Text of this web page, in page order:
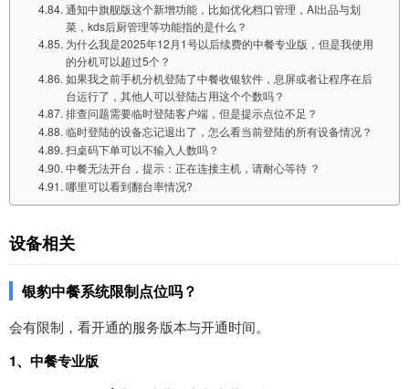
通知中旗舰版这个新增功能，比如优化档口管理，AI出品与划
菜，kds后厨管理等功能指的是什么？
为什么我是2025年12月1号以后续费的中餐专业版，但是我使用
的分机可以超过5个？
如果我之前手机分机登陆了中餐收银软件，息屏或者让程序在后
台运行了，其他人可以登陆占用这个个数吗？
排查问题需要临时登陆客户端，但是提示点位不足？
临时登陆的设备忘记退出了，怎么看当前登陆的所有设备情况？
扫桌码下单可以不输入人数吗？
中餐无法开台，提示：正在连接主机，请耐心等待 ？
哪里可以看到翻台率情况?
设备相关
银豹中餐系统限制点位吗？
会有限制，看开通的服务版本与开通时间。
1、中餐专业版